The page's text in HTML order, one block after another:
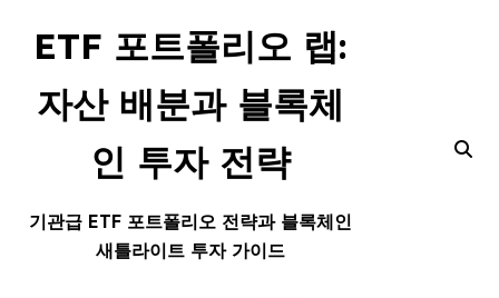
contentETF 포트폴리오 랩:
자산 배분과 블록체
인 투자 전략
기관급 ETF 포트폴리오 전략과 블록체인
새틀라이트 투자 가이드